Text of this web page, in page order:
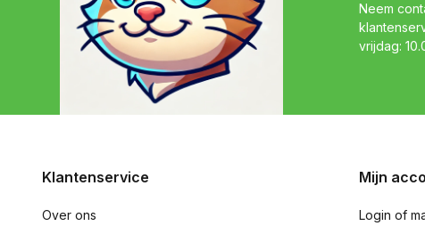
Neem
vrijdag:
Klantenservice
Over ons
Mijn
Login of